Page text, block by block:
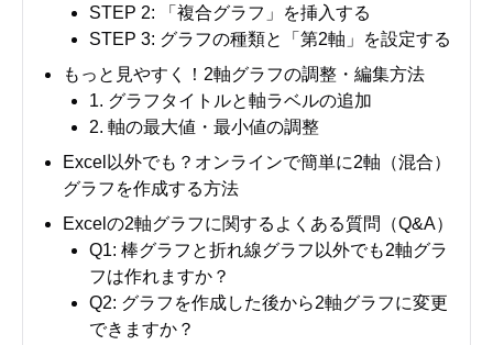
STEP 2: 「複合グラフ」を挿入する
STEP 3: グラフの種類と「第2軸」を設定する
もっと見やすく！2軸グラフの調整・編集方法
1. グラフタイトルと軸ラベルの追加
2. 軸の最大値・最小値の調整
Excel以外でも？オンラインで簡単に2軸（混合）
グラフを作成する方法
Excelの2軸グラフに関するよくある質問（Q&A）
Q1: 棒グラフと折れ線グラフ以外でも2軸グラ
フは作れますか？
Q2: グラフを作成した後から2軸グラフに変更
できますか？